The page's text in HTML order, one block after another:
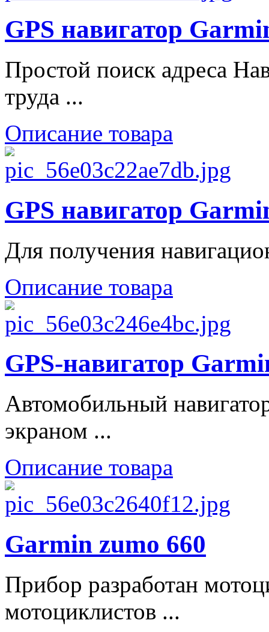
GPS навигатор
Простой поиск адреса
труда ...
Описание товара
GPS навигатор
Для получения
Описание товара
GPS-навигатор
Автомобильный
экраном ...
Описание товара
Garmin zumo 660
Прибор разработан
мотоциклистов ...